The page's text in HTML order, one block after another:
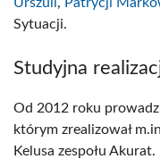
Sytuacji.
Studyjna
Od 2012 roku
którym zrealizował
Kelusa zespołu